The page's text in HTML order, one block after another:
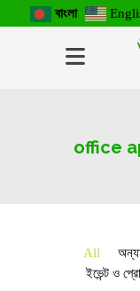
বাংলা
office
All
ইভেন্ট ও